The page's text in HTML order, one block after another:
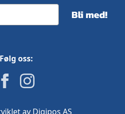
Bli med!
Følg oss:
av Digipos AS